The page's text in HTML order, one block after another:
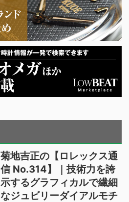
菊地吉正の【ロレックス通
信 No.314】｜技術力を誇
示するグラフィカルで繊細
なジュビリーダイアルモチ